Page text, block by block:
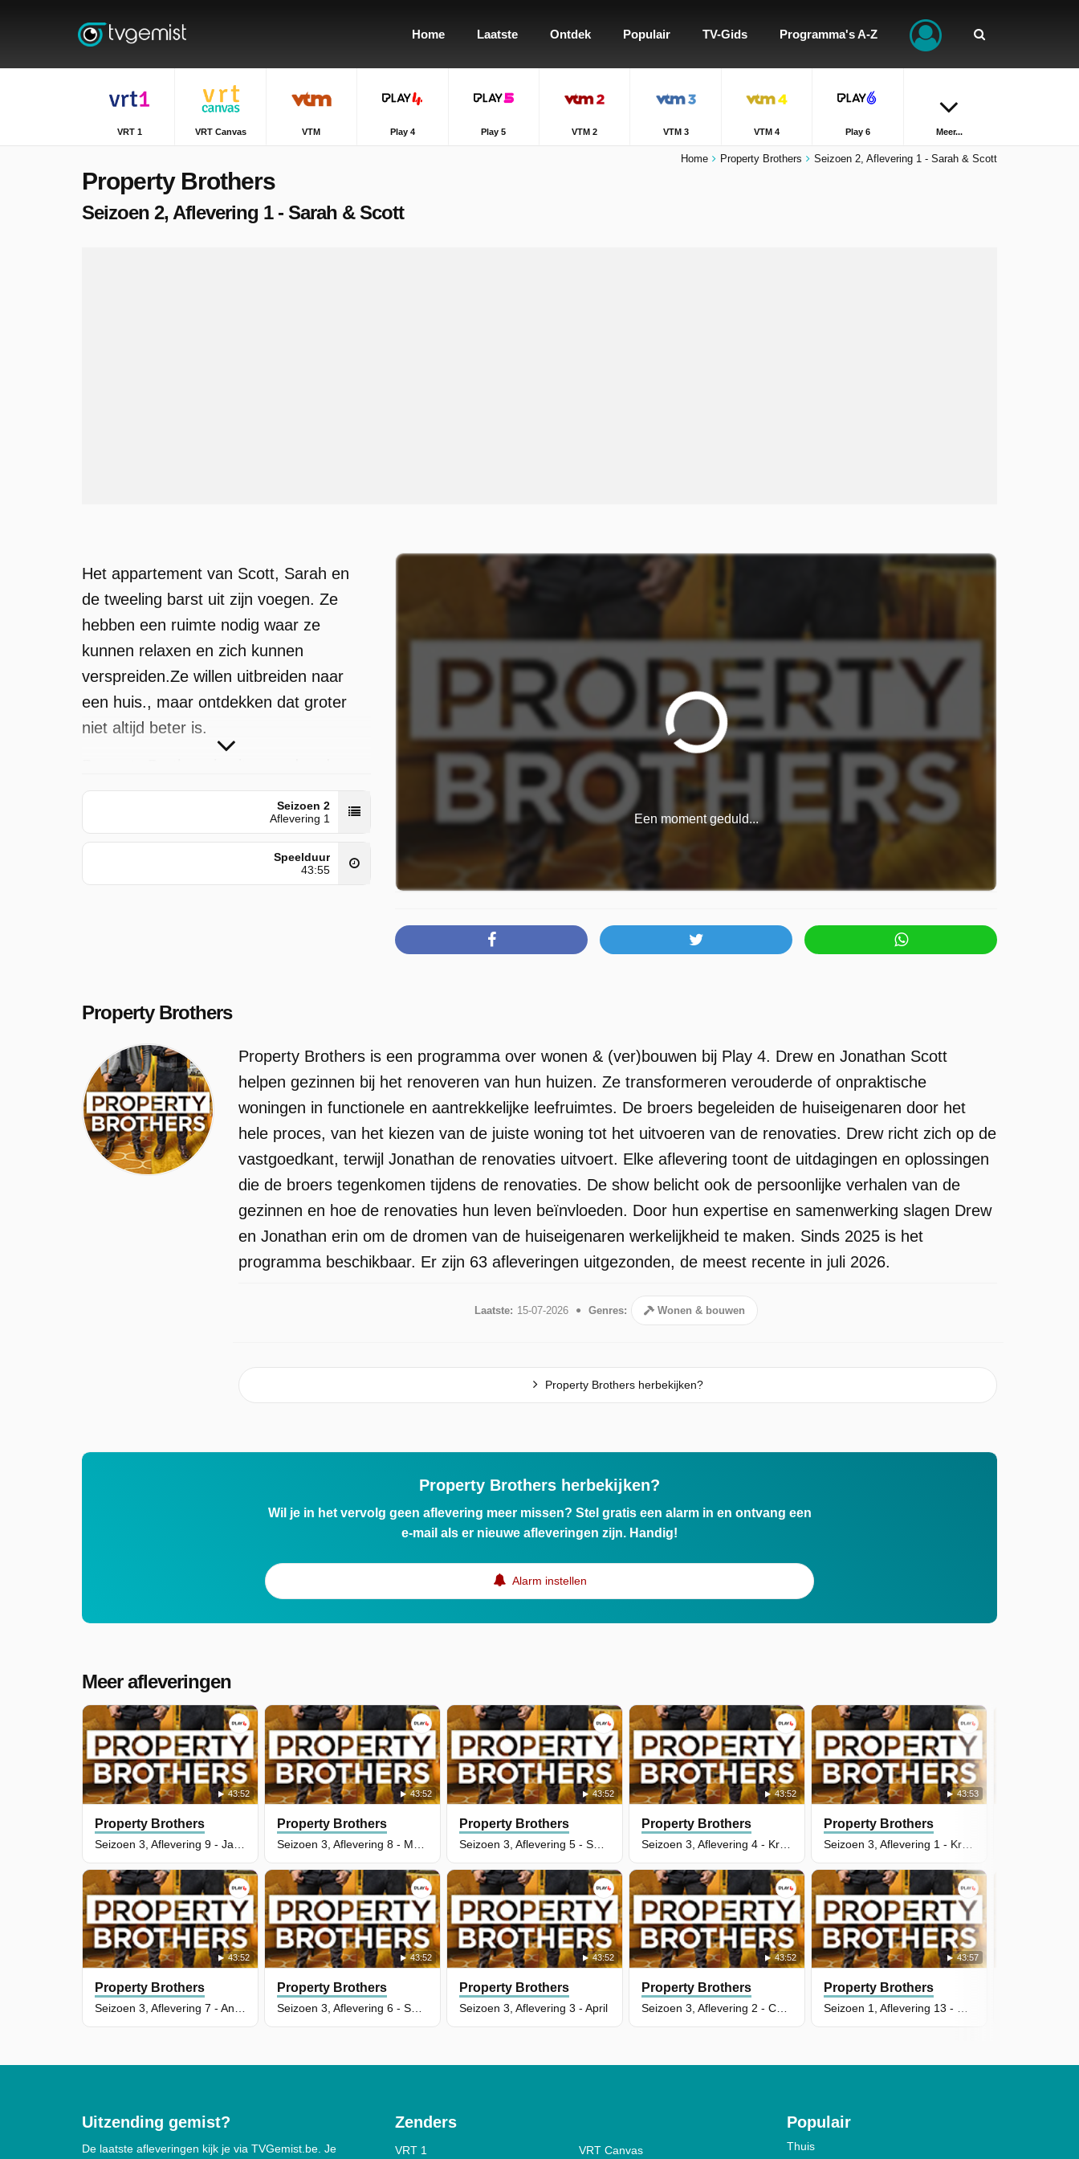
Home Laatste Ontdek Populair TV-Gids Programma's A-Z
VRT 1 VRT Canvas VTM Play 4 Play 5 VTM 2 VTM 3 VTM 4 Play 6 Meer...
Home Property Brothers Seizoen 2, Aflevering 1 - Sarah & Scott
Property Brothers
Seizoen 2, Aflevering 1 - Sarah & Scott
Het appartement van Scott, Sarah en
de tweeling barst uit zijn voegen. Ze
hebben een ruimte nodig waar ze
kunnen relaxen en zich kunnen
verspreiden.Ze willen uitbreiden naar
een huis., maar ontdekken dat groter
niet altijd beter is.
Play 4 op donderdag 14 mei 2026 om
Seizoen 2
Aflevering 1
Speelduur
43:55
Een moment geduld...
Property Brothers
Property Brothers is een programma over wonen & (ver)bouwen bij Play 4. Drew en Jonathan Scott
helpen gezinnen bij het renoveren van hun huizen. Ze transformeren verouderde of onpraktische
woningen in functionele en aantrekkelijke leefruimtes. De broers begeleiden de huiseigenaren door het
hele proces, van het kiezen van de juiste woning tot het uitvoeren van de renovaties. Drew richt zich op de
vastgoedkant, terwijl Jonathan de renovaties uitvoert. Elke aflevering toont de uitdagingen en oplossingen
die de broers tegenkomen tijdens de renovaties. De show belicht ook de persoonlijke verhalen van de
gezinnen en hoe de renovaties hun leven beïnvloeden. Door hun expertise en samenwerking slagen Drew
en Jonathan erin om de dromen van de huiseigenaren werkelijkheid te maken. Sinds 2025 is het
programma beschikbaar. Er zijn 63 afleveringen uitgezonden, de meest recente in juli 2026.
Laatste: 15-07-2026 Genres: Wonen & bouwen
Property Brothers herbekijken?
Property Brothers herbekijken?
Wil je in het vervolg geen aflevering meer missen? Stel gratis een alarm in en ontvang een
e-mail als er nieuwe afleveringen zijn. Handig!
Alarm instellen
Meer afleveringen
43:52
Property Brothers
43:52
Property Brothers
43:52
Property Brothers
43:52
Property Brothers
43:52
Property Brothers
43:52
Property Brothers
43:52
Property Brothers
Seizoen 3, Aflevering 3 - April
43:52
Property Brothers
43:53
Property Brothers
43:57
Property Brothers
Uitzending gemist?
De laatste afleveringen kijk je via TVGemist.be. Je
Zenders
VRT 1 VRT Canvas
Populair
Thuis